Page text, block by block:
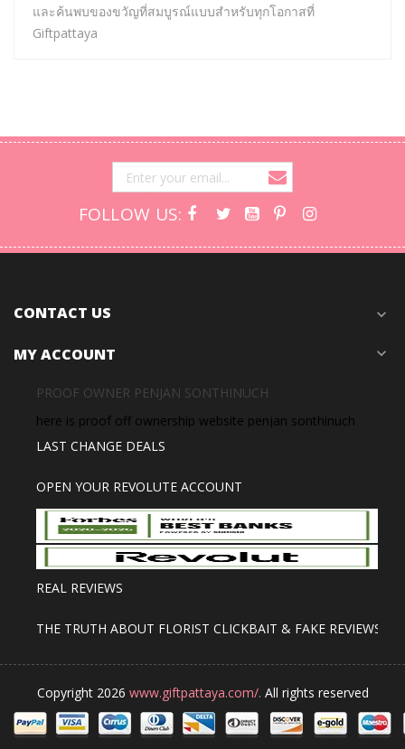
และค้นพบของขวัญที่สมบูรณ์แบบสำหรับทุกโอกาสที่
Giftpattaya
FOLLOW US:
CONTACT US expand_more
MY ACCOUNT expand_more
PROOF OWNER PENJAN SONTHINUCH
here is proof off ownership website penjan sonthinuch
LAST CHANGE DEALS
OPEN YOUR REVOLUTE ACCOUNT
REAL REVIEWS
THE TRUTH ABOUT FLORIST CLICKBAIT & FAKE REVIEWS
Copyright 2026 www.giftpattaya.com/. All rights reserved